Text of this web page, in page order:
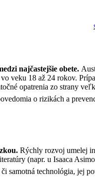
najčastejšie obete.
veku 18 až 24 rokov.
opatrenia zo strany
o rizikách a
Rýchly rozvoj umelej
(napr. u Isaaca
samotná technológia, jej